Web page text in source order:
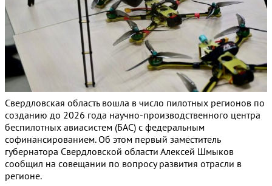
Свердловская область вошла в число пилотных регионов по
созданию до 2026 года научно-производственного центра
беспилотных авиасистем (БАС) с федеральным
софинансированием. Об этом первый заместитель
губернатора Свердловской области Алексей Шмыков
сообщил на совещании по вопросу развития отрасли в
регионе.